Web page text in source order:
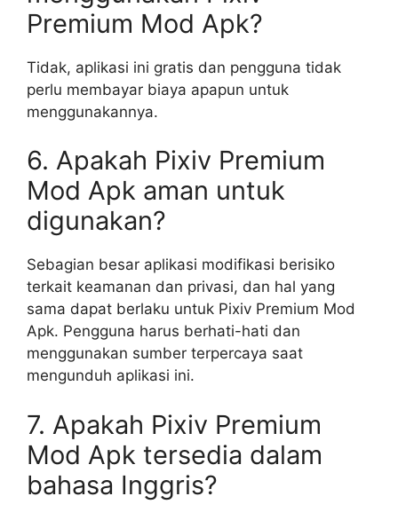
Premium Mod Apk?
Tidak, aplikasi ini gratis dan pengguna tidak
perlu membayar biaya apapun untuk
menggunakannya.
6. Apakah Pixiv Premium
Mod Apk aman untuk
digunakan?
Sebagian besar aplikasi modifikasi berisiko
terkait keamanan dan privasi, dan hal yang
sama dapat berlaku untuk Pixiv Premium Mod
Apk. Pengguna harus berhati-hati dan
menggunakan sumber terpercaya saat
mengunduh aplikasi ini.
7. Apakah Pixiv Premium
Mod Apk tersedia dalam
bahasa Inggris?